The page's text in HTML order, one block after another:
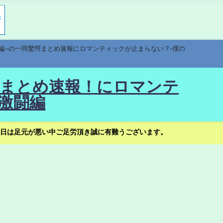
の一同驚愕まとめ速報にロマンティックが止まらない？-僕の
とめ速報！にロマンテ
闘編
足元が悪い中ご足労頂き誠に有難うございます。